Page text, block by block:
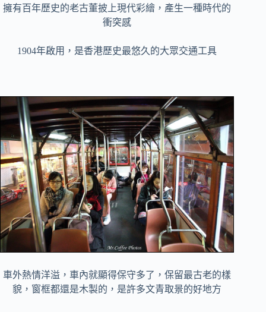
擁有百年歷史的老古董披上現代彩繪，產生一種時代的
衝突感
1904年啟用，是香港歷史最悠久的大眾交通工具
車外熱情洋溢，車內就顯得保守多了，保留最古老的樣
貌，窗框都還是木製的，是許多文青取景的好地方